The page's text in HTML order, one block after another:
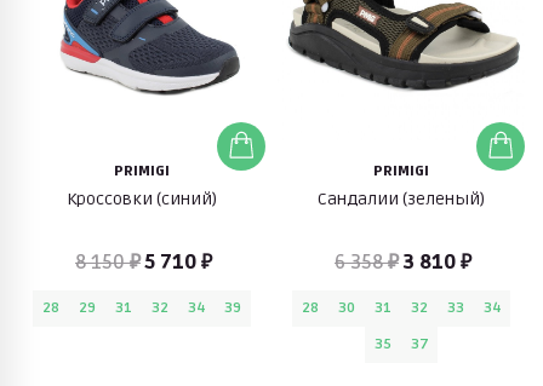
PRIMIGI
Кроссовки (синий)
8 150 ₽5 710 ₽
28 29 31 32 34 39
PRIMIGI
Сандалии (зеленый)
6 358 ₽3 810 ₽
28 30 31 32 33
34
35
37